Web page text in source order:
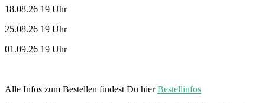
18.08.26 19 Uhr
25.08.26 19 Uhr
01.09.26 19 Uhr
Alle Infos zum Bestellen findest Du hierBestellinfos